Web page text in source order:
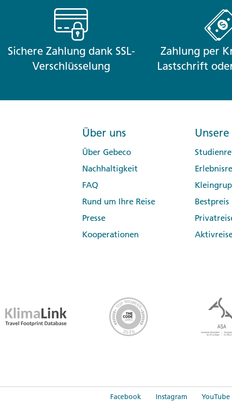
Sichere Zahlung dank SSL-
Verschlüsselung
Zahlung per
Lastschrift
Über uns
Über Gebeco
Nachhaltigkeit
FAQ
Rund um Ihre Reise
Presse
Kooperationen
Bestpreis
Facebook Instagram YouTube